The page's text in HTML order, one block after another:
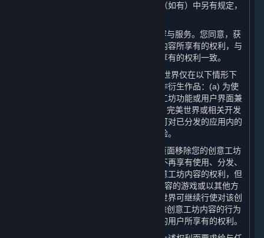
列条款不一致。除非应用程序特定条款（如有）中另有规定，
（1） 创意工坊内容属于蒸汽平台的内容与服务。您同意，获
取您创意工坊内容的用户对您创意工坊内容所享有的权利，与
本协议规定的用户对其他内容与服务所享有的权利一致。
（2） 尽管有第6.A条所述的许可，完美世界仅在以下情形下
有权对您的创意工坊内容进行修改或创作衍生作品：(a) 为使
得您的创意工坊内容与蒸汽平台及创意工坊功能或用户界面兼
容，完美世界可进行必要修改；以及 (b) 完美世界或相关开发
方可在其认为有必要或适当的情况下，可对已分发的应用内的
创意工坊内容进行修改，以增强游戏体验。
（3） 您可以自行决定从相关创意工坊页面移除您的创意工坊
内容。如果您选择这样做，完美世界将不再享有使用、分发、
传输、传播、公开展示或公开表演该创意工坊内容的权利，但
是：(a) 对于已分发的含有该创意工坊内容的游戏或以其他方
式在游戏中使用的创意工坊内容，完美世界可继续行使对该创
意工坊内容享有的权利；并且 (b) 您移除创意工坊内容的行为
并不影响已获取该等创意工坊内容副本的用户所享有的权利。